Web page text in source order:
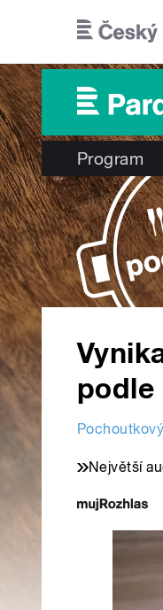
Program
podle
Největší